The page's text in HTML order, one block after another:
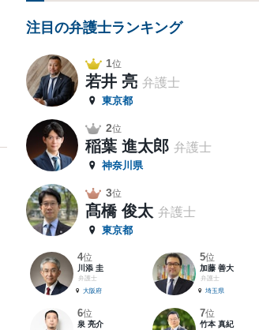
注目の弁護士ランキング
1位
若井 亮 弁護士
東京都
2位
稲葉 進太郎 弁護士
神奈川県
3位
髙橋 俊太 弁護士
東京都
4位
川添 圭
弁護士
大阪府
5位
加藤 善大
弁護士
埼玉県
6位
泉 亮介
7位
竹本 真紀